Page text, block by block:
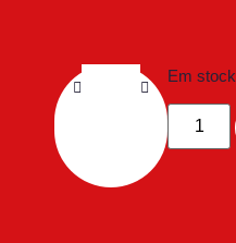
Em stock